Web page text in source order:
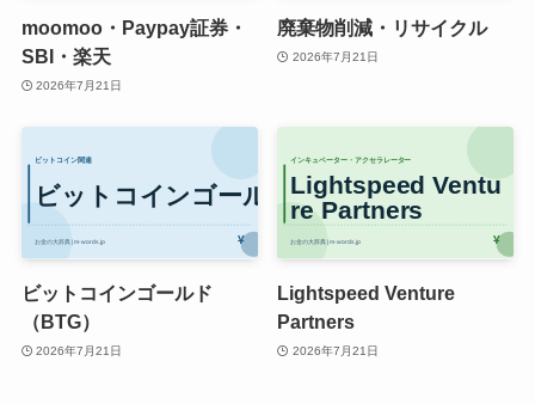
moomoo・Paypay証券・
SBI・楽天
2026年7月21日
廃棄物削減・リサイクル
2026年7月21日
ビットコインゴールド
（BTG）
2026年7月21日
Lightspeed Venture
Partners
2026年7月21日